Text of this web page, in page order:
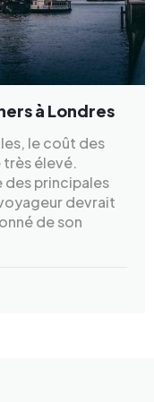
à Londres
le coût des
élevé.
des principales
devrait
de son